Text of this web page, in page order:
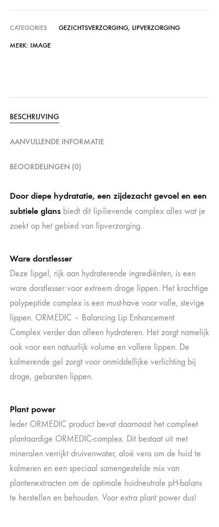
CATEGORIES GEZICHTSVERZORGING, LIPVERZORGING
MERK: IMAGE
BESCHRIJVING
AANVULLENDE INFORMATIE
BEOORDELINGEN (0)
Door diepe hydratatie, een zijdezacht gevoel en een
subtiele glans biedt dit lip-lievende complex alles wat je
zoekt op het gebied van lipverzorging.
Ware dorstlesser
Deze lipgel, rijk aan hydraterende ingrediënten, is een
ware dorstlesser voor extreem droge lippen. Het krachtige
polypeptide complex is een must-have voor volle, stevige
lippen. ORMEDIC – Balancing Lip Enhancement
Complex verder dan alleen hydrateren. Het zorgt namelijk
ook voor een natuurlijk volume en vollere lippen. De
kalmerende gel zorgt voor onmiddellijke verlichting bij
droge, gebarsten lippen.
Plant power
Ieder ORMEDIC product bevat daarnaast het compleet
plantaardige ORMEDIC-complex. Dit bestaat uit met
mineralen verrijkt druivenwater, aloë vera om de huid te
kalmeren en een speciaal samengestelde mix van
plantenextracten om de optimale huidneutrale pH-balans
te herstellen en behouden. Voor extra plant power dus!